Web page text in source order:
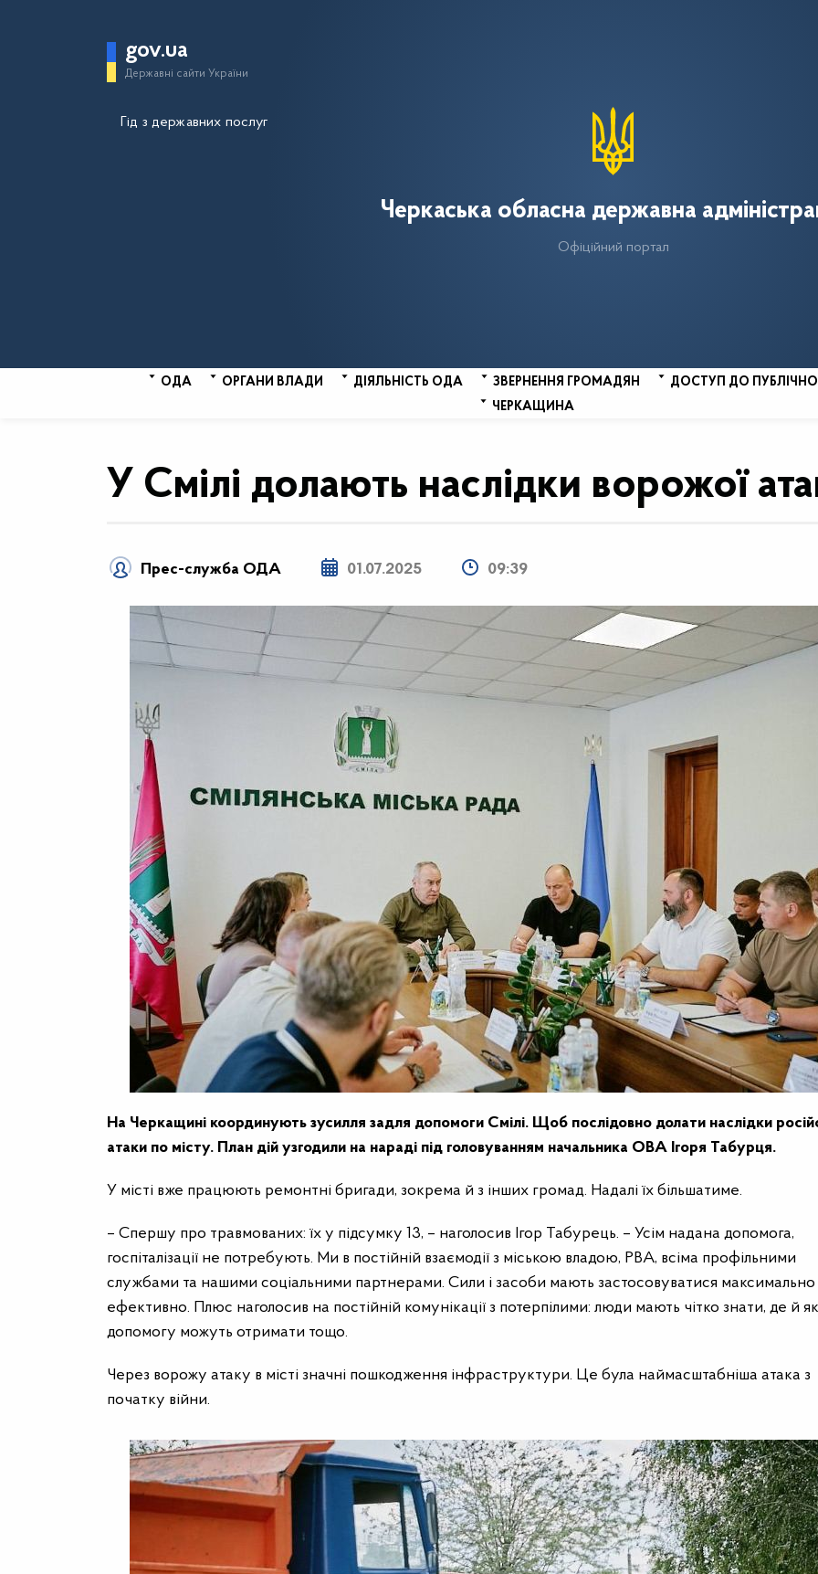
gov.ua
Державні сайти України
Гід з державних послуг
Черкаська обласна державна
Офіційний портал
ОДА ОРГАНИ ВЛАДИ ДІЯЛЬНІСТЬ ОДА ЗВЕРНЕННЯ ГРОМАДЯН
ДОСТУП ДО
ЧЕРКАЩИНА
У Смілі долають наслідки ворожої
Прес-служба ОДА 01.07.2025 09:39
На Черкащині координують зусилля задля допомоги Смілі. Щоб послідовно долати наслідки
атаки по місту. План дій узгодили на нараді під головуванням начальника ОВА Ігоря Табурця.
У місті вже працюють ремонтні бригади, зокрема й з інших громад. Надалі їх більшатиме.
– Спершу про травмованих: їх у підсумку 13, – наголосив Ігор Табурець. – Усім надана допомога,
госпіталізації не потребують. Ми в постійній взаємодії з міською владою, РВА, всіма профільними
службами та нашими соціальними партнерами. Сили і засоби мають застосовуватися максимально
ефективно. Плюс наголосив на постійній комунікації з потерпілими: люди мають чітко знати, де й
допомогу можуть отримати тощо.
Через ворожу атаку в місті значні пошкодження інфраструктури. Це була наймасштабніша атака з
початку війни.